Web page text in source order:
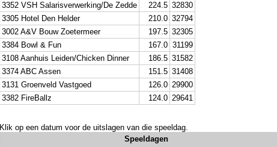
3352 VSH Salarisverwerking/De Zedde
224.5 32830
3305 Hotel Den Helder
210.0 32794
3002 A&V Bouw Zoetermeer
197.5 32305
3384 Bowl & Fun
167.0 31199
3108 Aanhuis Leiden/Chicken Dinner
186.5 31582
3374 ABC Assen
151.5 31408
3131 Groenveld Vastgoed
126.0 29900
3382 FireBallz
124.0 29641
Klik op een datum voor de uitslagen van die speeldag.
Speeldagen